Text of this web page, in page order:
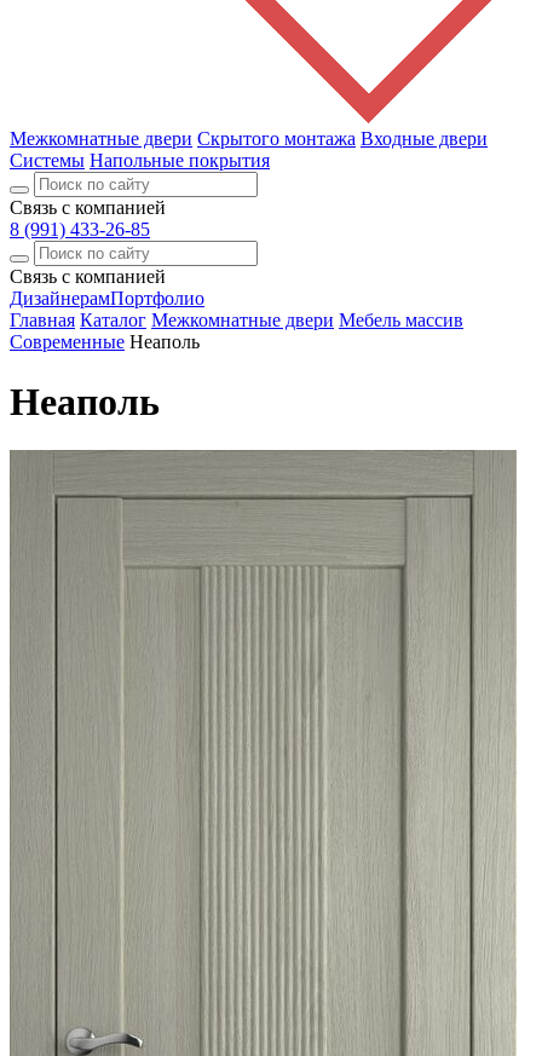
Межкомнатные двери Скрытого монтажа Входные двери
Системы Напольные покрытия
Связь с компанией
8 (991) 433-26-85
Связь с компанией
ДизайнерамПортфолио
Главная Каталог Межкомнатные двери Мебель массив
Современные Неаполь
Неаполь